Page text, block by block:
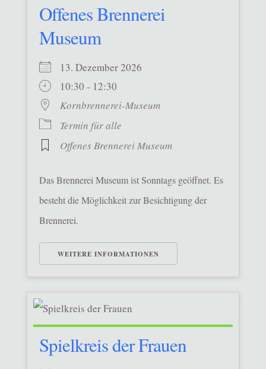
Offenes Brennerei
Museum
13. Dezember 2026
10:30 - 12:30
Kornbrennerei-Museum
Termin für alle
Offenes Brennerei Museum
Das Brennerei Museum ist Sonntags geöffnet. Es
besteht die Möglichkeit zur Besichtigung der
Brennerei.
WEITERE INFORMATIONEN
Spielkreis der Frauen